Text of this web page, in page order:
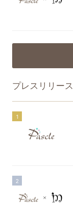
プレスリリース